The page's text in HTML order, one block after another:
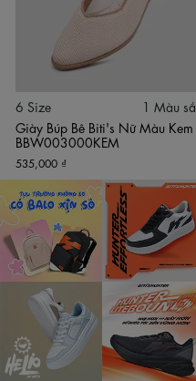
Mã sản phẩm:
Loại giày: Giày búp bê nữ
Chất liệu thân: Sợi tổng
Chất liệu đế: Cao su tổng
6 Size
1 Màu
Giày Búp Bê Biti's Nữ Màu Kem
BBW003000KEM
535,000 ₫